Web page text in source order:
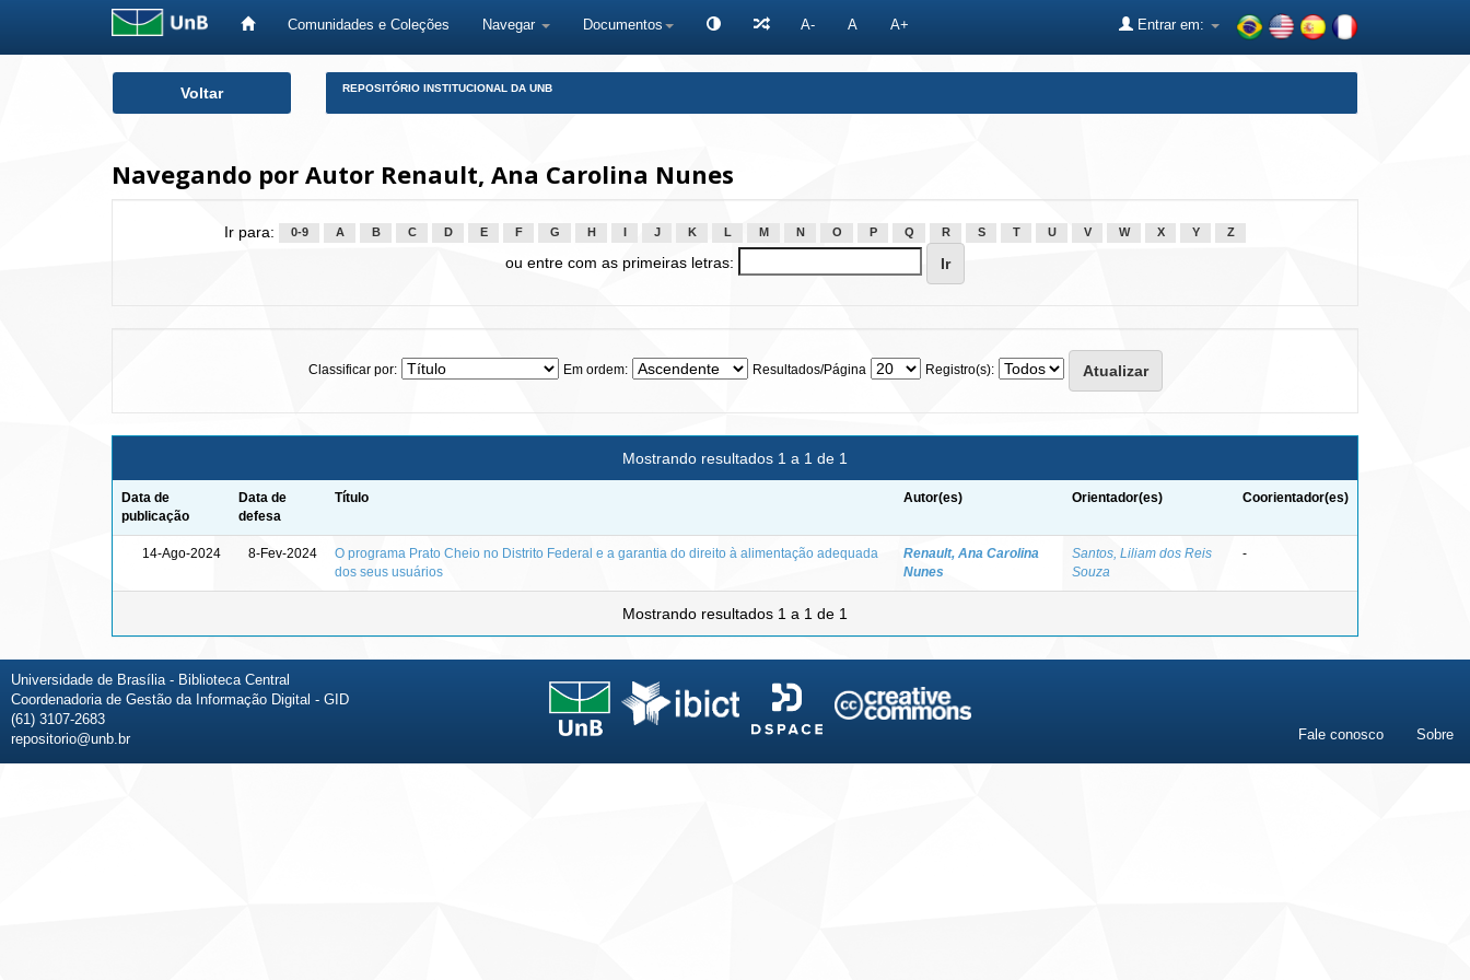
Comunidades e Coleções Navegar Documentos A- A A+ Entrar em:
Voltar REPOSITÓRIO INSTITUCIONAL DA UNB
Navegando por Autor Renault, Ana Carolina Nunes
Ir para: 0-9 A B C D E F G H J K L M N O P Q R S T U V W X Y Z
ou entre com as primeiras letras:
Classificar por: Em ordem: Resultados/Página Registro(s):
Mostrando resultados 1 a 1 de 1
Data de
publicação
Data de
defesa
Título Autor(es) Orientador(es) Coorientador(es)
14-Ago-2024 8-Fev-2024
O programa Prato Cheio no Distrito Federal e a garantia do direito à alimentação adequada
dos seus usuários
Renault, Ana Carolina
Nunes
Santos, Liliam dos Reis
Souza
-
Mostrando resultados 1 a 1 de 1
Universidade de Brasília - Biblioteca Central
Coordenadoria de Gestão da Informação Digital - GID
(61) 3107-2683
repositorio@unb.br
Fale conosco Sobre